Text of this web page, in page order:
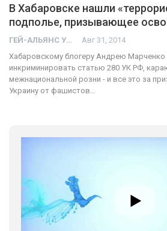
В Хабаровске нашли
подполье, призывающее
ГЕЙ-АЛЬЯНС УКРАИНА Авг 31, 2014
Хабаровскому блогеру Андрею
инкриминировать статью 280 УК РФ,
межнациональной розни - и все это за
Украину от фашистов…